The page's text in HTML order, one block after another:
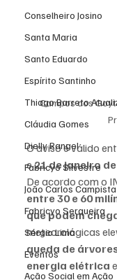
Conselheiro Josino
Santa Maria
Santo Eduardo
Espírito Santinho
Thiago Barreto
Cláudia Gomes
Dielly Rangel
Fabricyo Silvestre
João Carlos Campista
Fabricyo Serqueira
Sérgio Lima
Eventos
Ação Social em Ação
Campos dos
O aviso é válido
e 21 de janeiro
De acordo com o
entre 30 e 60
que podem
meteorológicas
queda de
energia elétrica e